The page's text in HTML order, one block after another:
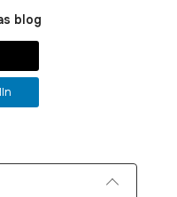
blog